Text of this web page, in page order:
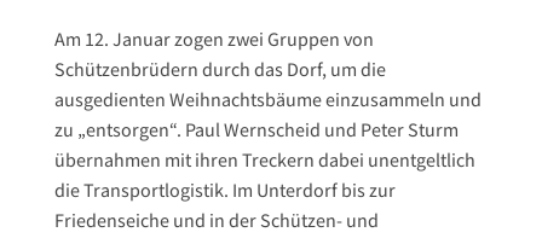
Am 12. Januar zogen zwei Gruppen von
Schützenbrüdern durch das Dorf, um die
ausgedienten Weihnachtsbäume einzusammeln und
zu „entsorgen“. Paul Wernscheid und Peter Sturm
übernahmen mit ihren Treckern dabei unentgeltlich
die Transportlogistik. Im Unterdorf bis zur
Friedenseiche und in der Schützen- und